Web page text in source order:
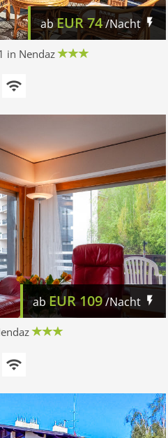
abEUR74/Nacht
in Nendaz
ab EUR 109/Nacht